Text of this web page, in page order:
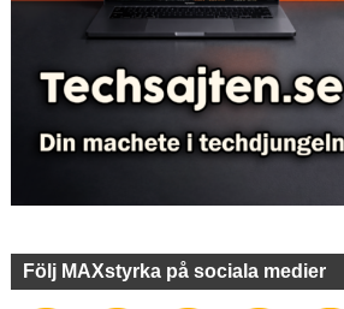
Följ MAXstyrka på sociala medier